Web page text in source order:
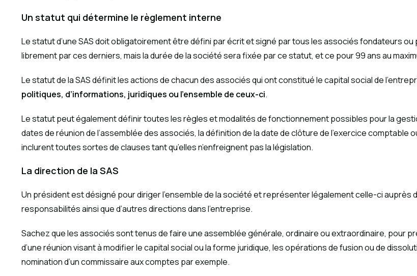
Un statut qui détermine le règlement interne
Le statut d’une SAS doit obligatoirement être défini par écrit et signé par tous les associés fondateurs
librement par ces derniers, mais la durée de la société sera fixée par ce statut, et ce pour 99 ans au
Le statut de la SAS définit les actions de chacun des associés qui ont constitué le capital social de
politiques, d’informations, juridiques ou l’ensemble de ceux-ci.
Le statut peut également définir toutes les règles et modalités de fonctionnement possibles pour la
dates de réunion de l’assemblée des associés, la définition de la date de clôture de l’exercice
inclurent toutes sortes de clauses tant qu’elles n’enfreignent pas la législation.
La direction de la SAS
Un président est désigné pour diriger l’ensemble de la société et représenter légalement celle-ci auprès
responsabilités ainsi que d’autres directions dans l’entreprise.
Sachez que les associés sont tenus de faire une assemblée générale, ordinaire ou extraordinaire, pour
d’une réunion visant à modifier le capital social ou la forme juridique, les opérations de fusion ou de
nomination d’un commissaire aux comptes par exemple.